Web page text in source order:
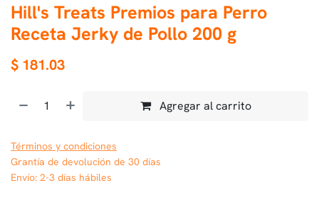
Hill's Treats Premios para Perro
Receta Jerky de Pollo 200 g
$ 181.03
Agregar al carrito
Términos y condiciones
Grantía de devolución de 30 días
Envío: 2-3 días hábiles